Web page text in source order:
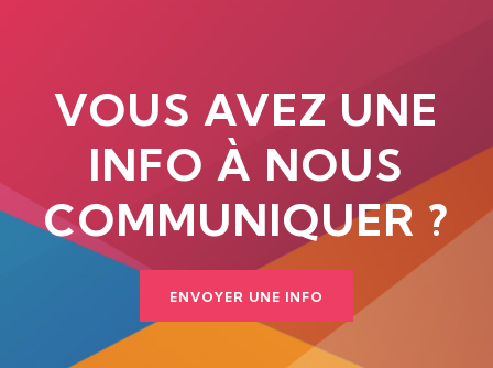
VOUS AVEZ UNE
INFO À NOUS
COMMUNIQUER ?
ENVOYER UNE INFO